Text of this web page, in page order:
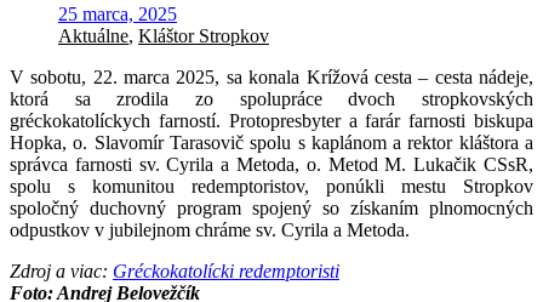
25 marca, 2025
Aktuálne, Kláštor Stropkov
Vsobotu, 22. marca 2025, sa konala Krížová cesta – cesta nádeje,
ktorá sa zrodila zo spolupráce dvoch stropkovských
gréckokatolíckych farností. Protopresbyter a farár farnosti biskupa
Hopka, o. Slavomír Tarasovič spolu s kaplánom a rektor kláštora a
správca farnosti sv. Cyrila a Metoda, o. Metod M. Lukačik CSsR,
spolu s komunitou redemptoristov, ponúkli mestu Stropkov
spoločný duchovný program spojený so získaním plnomocných
odpustkov v jubilejnom chráme sv. Cyrila a Metoda.
Zdroj a viac: Gréckokatolícki redemptoristi
Foto: Andrej Belovežčík